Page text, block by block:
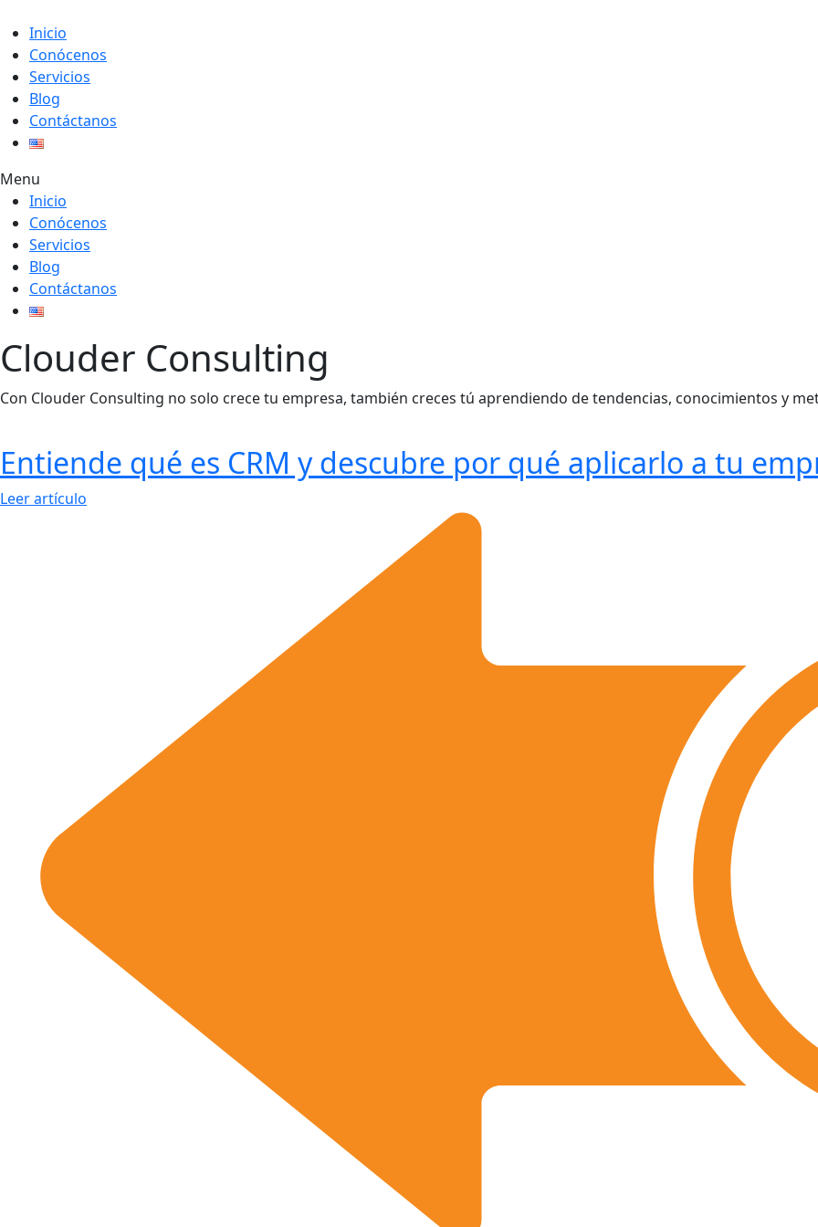
Inicio
Conócenos
Servicios
Blog
Contáctanos
Menu
Inicio
Conócenos
Servicios
Blog
Contáctanos
Clouder Consulting
Con Clouder Consulting no solo crece tu empresa, también creces tú aprendiendo de tendencias, conocimientos y
Entiende qué es CRM y descubre por qué aplicarlo a tu
Leer artículo